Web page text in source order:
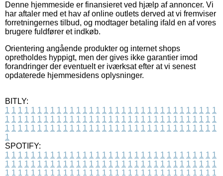
Denne hjemmeside er finansieret ved hjælp af annoncer. Vi
har aftaler med et hav af online outlets derved at vi fremviser
forretningernes tilbud, og modtager betaling ifald en af vores
brugere fuldfører et indkøb.
Orientering angående produkter og internet shops
opretholdes hyppigt, men der gives ikke garantier imod
forandringer der eventuelt er iværksat efter at vi senest
opdaterede hjemmesidens oplysninger.
BITLY:
1 1 1 1 1 1 1 1 1 1 1 1 1 1 1 1 1 1 1 1 1 1 1 1 1 1 1 1 1 1 1 1 1
1 1 1 1 1 1 1 1 1 1 1 1 1 1 1 1 1 1 1 1 1 1 1 1 1 1 1 1 1 1 1 1 1
1 1 1 1 1 1 1 1 1 1 1 1 1 1 1 1 1 1 1 1 1 1 1 1 1 1 1 1 1 1 1 1 1
1
SPOTIFY:
1 1 1 1 1 1 1 1 1 1 1 1 1 1 1 1 1 1 1 1 1 1 1 1 1 1 1 1 1 1 1 1 1
1 1 1 1 1 1 1 1 1 1 1 1 1 1 1 1 1 1 1 1 1 1 1 1 1 1 1 1 1 1 1 1 1
1 1 1 1 1 1 1 1 1 1 1 1 1 1 1 1 1 1 1 1 1 1 1 1 1 1 1 1 1 1 1 1 1